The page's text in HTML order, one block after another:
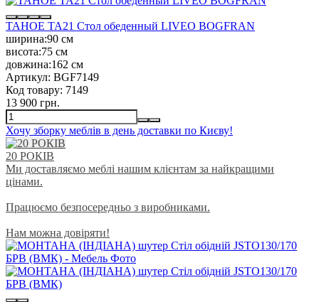
TAHOE TA21 Стол обеденный LIVEO BOGFRAN
ширина:90 см
висота:75 см
довжина:162 см
Артикул: BGF7149
Код товару: 7149
13 900 грн.
Хочу зборку меблів в день доставки по Києву!
20 РОКІВ
Ми доставляємо меблі нашим клієнтам за найкращими
цінами.
Працюємо безпосередньо з виробниками.
Нам можна довіряти!